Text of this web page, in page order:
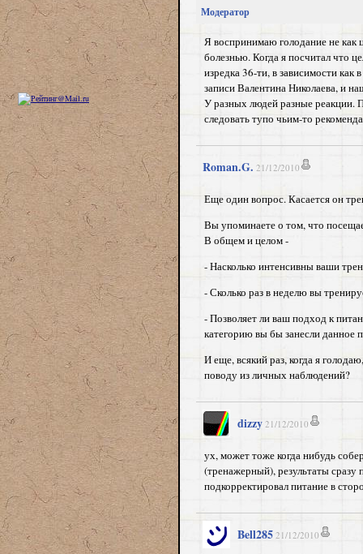
Модератор
Я воспринимаю голодание не как
болезнью. Когда я посчитал что
изредка 36-ти, в зависимости
записи Валентина Николаева, и
У разных людей разные реакции.
следовать тупо чьим-то
Roman.G. 21/12/2010
Еще один вопрос. Касается он
Вы упоминаете о том, что
В общем и целом -
- Насколько интенсивны ваши
- Сколько раз в неделю вы
- Позволяет ли ваш подход к
категорию вы бы занесли данное
И еще, всякий раз, когда я
поводу из личных наблюдений?
dizzy 21/12/2010
ух, может тоже когда нибудь
(тренажерный), результаты сразу
подкорректировал питание в
Bell285 21/12/2010